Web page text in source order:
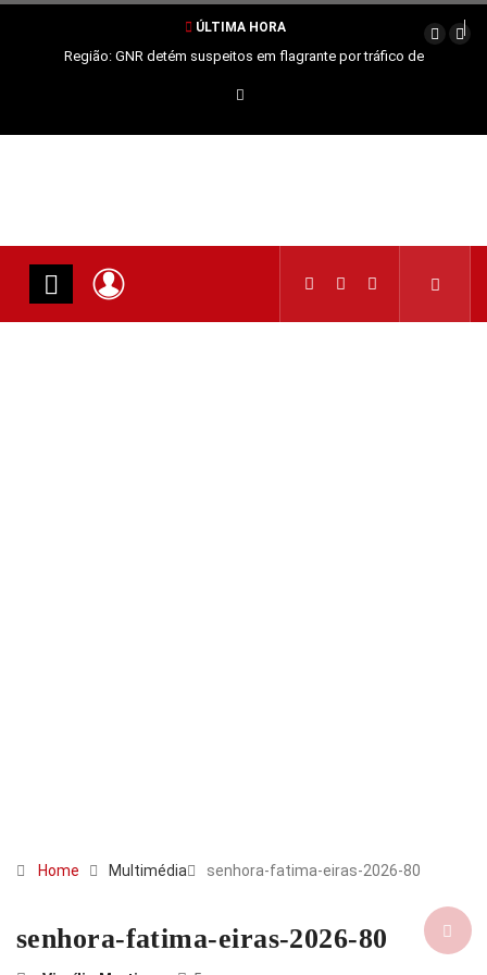
ÚLTIMA HORA
Região: GNR detém suspeitos em flagrante por tráfico de
estupefacientes
Home Multimédia senhora-fatima-eiras-2026-80
senhora-fatima-eiras-2026-80